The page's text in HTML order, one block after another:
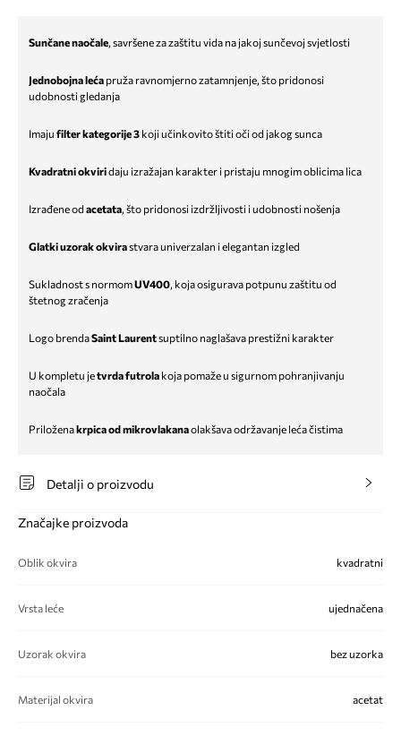
Sunčane naočale, savršene za zaštitu vida na jakoj sunčevoj svjetlosti
Jednobojna leća pruža ravnomjerno zatamnjenje, što pridonosi
udobnosti gledanja
Imaju filter kategorije 3 koji učinkovito štiti oči od jakog sunca
Kvadratni okviridaju izražajan karakter i pristaju mnogim oblicima lica
Izrađene od acetata, što pridonosi izdržljivosti i udobnosti nošenja
Glatki uzorak okvirastvara univerzalan i elegantan izgled
Sukladnost s normomUV400, koja osigurava potpunu zaštitu od
štetnog zračenja
Logo brendaSaint Laurentsuptilno naglašava prestižni karakter
U kompletu jetvrda futrola koja pomaže u sigurnom pohranjivanju
naočala
Priloženakrpica od mikrovlakanaolakšava održavanje leća čistima
Detalji o proizvodu
Značajke proizvoda
Oblik okvira kvadratni
Vrsta leće ujednačena
Uzorak okvira bez uzorka
Materijal okvira acetat